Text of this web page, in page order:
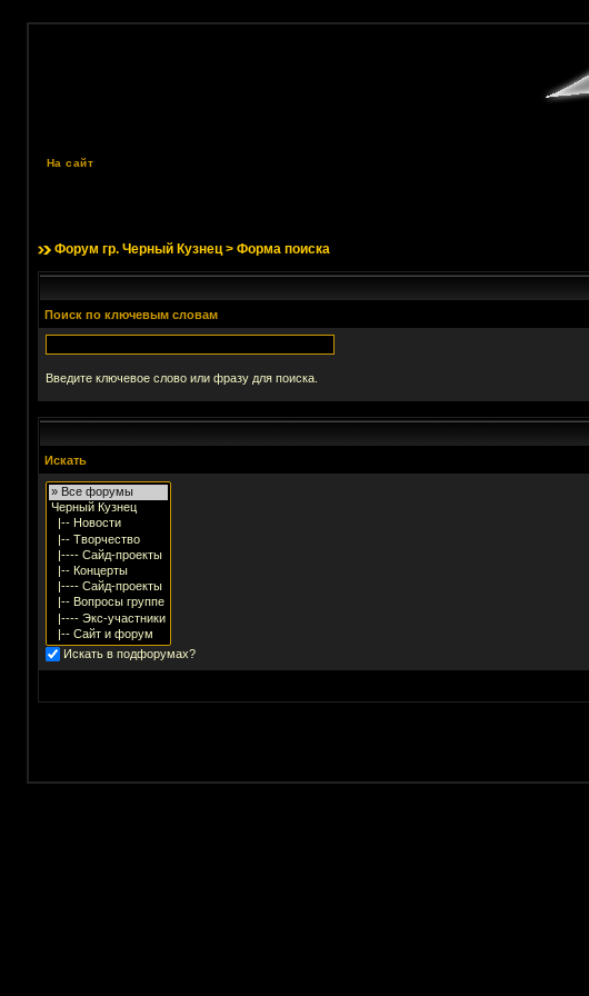
На сайт
Форум гр. Черный Кузнец> Форма поиска
Поиск по ключевым словам
Введите ключевое слово или фразу для поиска.
Искать
Искать в подфорумах?